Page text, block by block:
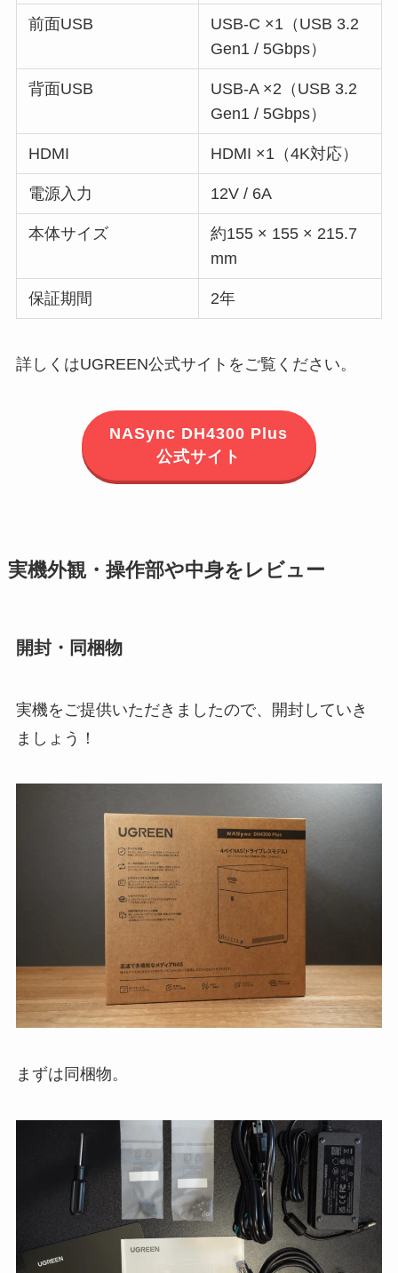
前面USB
USB-C ×1（USB 3.2
Gen1 / 5Gbps）
背面USB
USB-A ×2（USB 3.2
Gen1 / 5Gbps）
HDMI HDMI ×1（4K対応）
電源入力 12V / 6A
本体サイズ
約155 × 155 × 215.7
mm
保証期間 2年
詳しくはUGREEN公式サイトをご覧ください。
NASync DH4300 Plus
公式サイト
実機外観・操作部や中身をレビュー
開封・同梱物
実機をご提供いただきましたので、開封していき
ましょう！
まずは同梱物。